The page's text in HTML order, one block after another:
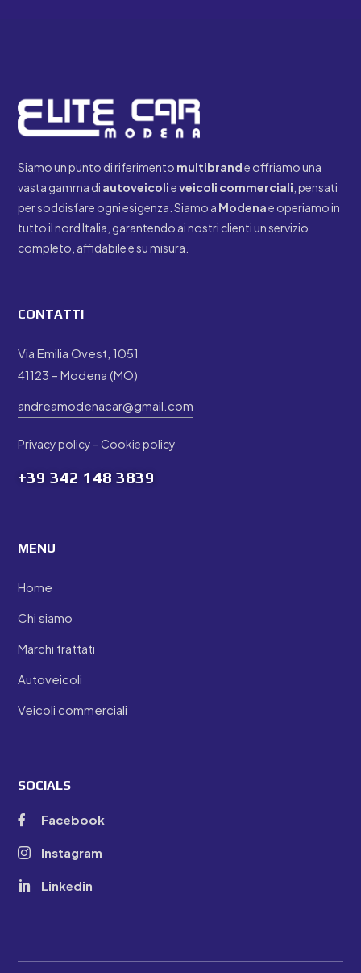
Siamo un punto di riferimento multibrande offriamo una
vasta gamma di autoveicolieveicoli commerciali , pensati
per soddisfare ogni esigenza. Siamo a Modenae operiamo in
tutto il nord Italia, garantendo ai nostri clienti un servizio
completo, affidabile e su misura.
CONTATTI
Via Emilia Ovest, 1051
41123 – Modena (MO)
andreamodenacar@gmail.com
Privacy policy –Cookie policy
+39342 148 3839
MENU
Home
Chi siamo
Marchi trattati
Autoveicoli
Veicoli commerciali
SOCIALS
 Facebook
 Instagram
 Linkedin